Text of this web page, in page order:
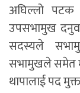
अघिल्लो पटक
उपसभामुख
सदस्यले
सभामुखले समेत
थापालाई पद